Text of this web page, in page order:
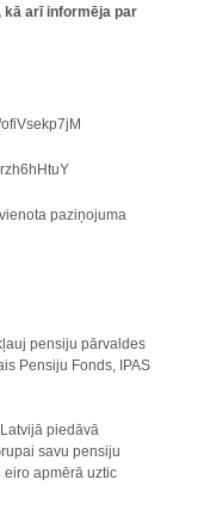
arī informēja par
paziņojuma
pensiju pārvaldes
Pensiju Fonds, IPAS
piedāvā
savu pensiju
apmērā uztic